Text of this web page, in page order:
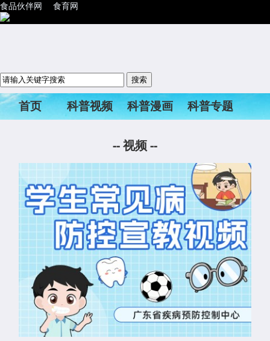
食品伙伴网 食育网
首页 科普视频 科普漫画
科普专题
--视频--